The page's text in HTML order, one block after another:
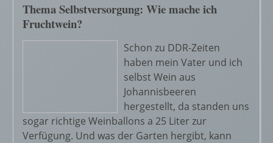
Thema Selbstversorgung: Wie mache ich
Fruchtwein?
Schon zu DDR-Zeiten
haben mein Vater und ich
selbst Wein aus
Johannisbeeren
hergestellt, da standen uns
sogar richtige Weinballons a 25 Liter zur
Verfügung. Und was der Garten hergibt, kann